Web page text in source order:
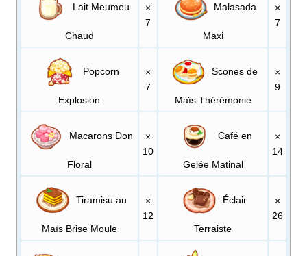
Lait Meumeu
Chaud
×
7
Malasada
Maxi
×
7
Popcorn
Explosion
×
7
Scones de
Maïs Thérémonie
×
9
Macarons Don
Floral
×
10
Café en
Gelée Matinal
×
14
Tiramisu au
Maïs Brise Moule
×
12
Éclair
Terraiste
×
26